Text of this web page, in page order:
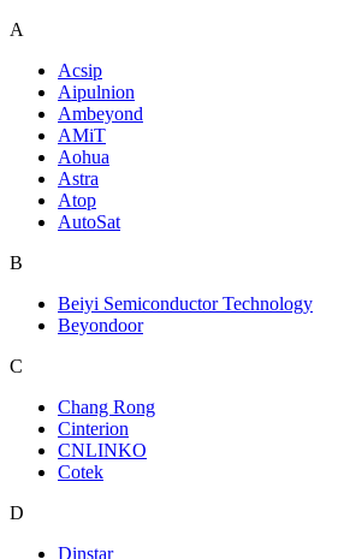
A
Acsip
Aipulnion
Ambeyond
AMiT
Aohua
Astra
Atop
AutoSat
B
Beiyi Semiconductor Technology
Beyondoor
C
Chang Rong
Cinterion
CNLINKO
Cotek
D
Dinstar